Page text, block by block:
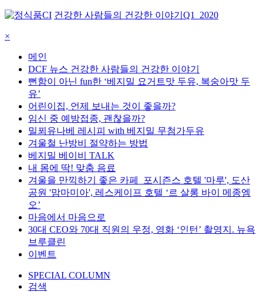
건강한 사람들의 건강한 이야기 Q1_2020
×
메인
DCF 뉴스 건강한 사람들의 건강한 이야기
뻔함이 아닌 fun한 ‘베지밀 요거트맛 두유, 복숭아맛 두
유’
어린이집, 언제 보내는 것이 좋을까?
임신 중 예방접종, 괜찮을까?
밀푀유나베 레시피 with 베지밀 무첨가두유
겨울철 난방비 절약하는 방법
베지밀 베이비 TALK
내 몸에 딱! 맞춤 음료
겨울을 만끽하기 좋은 카페_포시즌스 호텔 '마루', 도산
공원 '맘마미아', 레스케이프 호텔 ‘르 살롱 바이 메종엠
오’
마음에서 마음으로
30대 CEO와 70대 직원의 우정, 영화 ‘인턴’ 촬영지. 뉴욕
브루클린
이벤트
SPECIAL COLUMN
검색